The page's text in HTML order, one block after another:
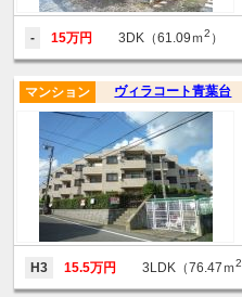
- 15万円 3DK（61.09ｍ2 ）
ヴィラコート青葉台
マンション
H3 15.5万円 3LDK（76.47ｍ2